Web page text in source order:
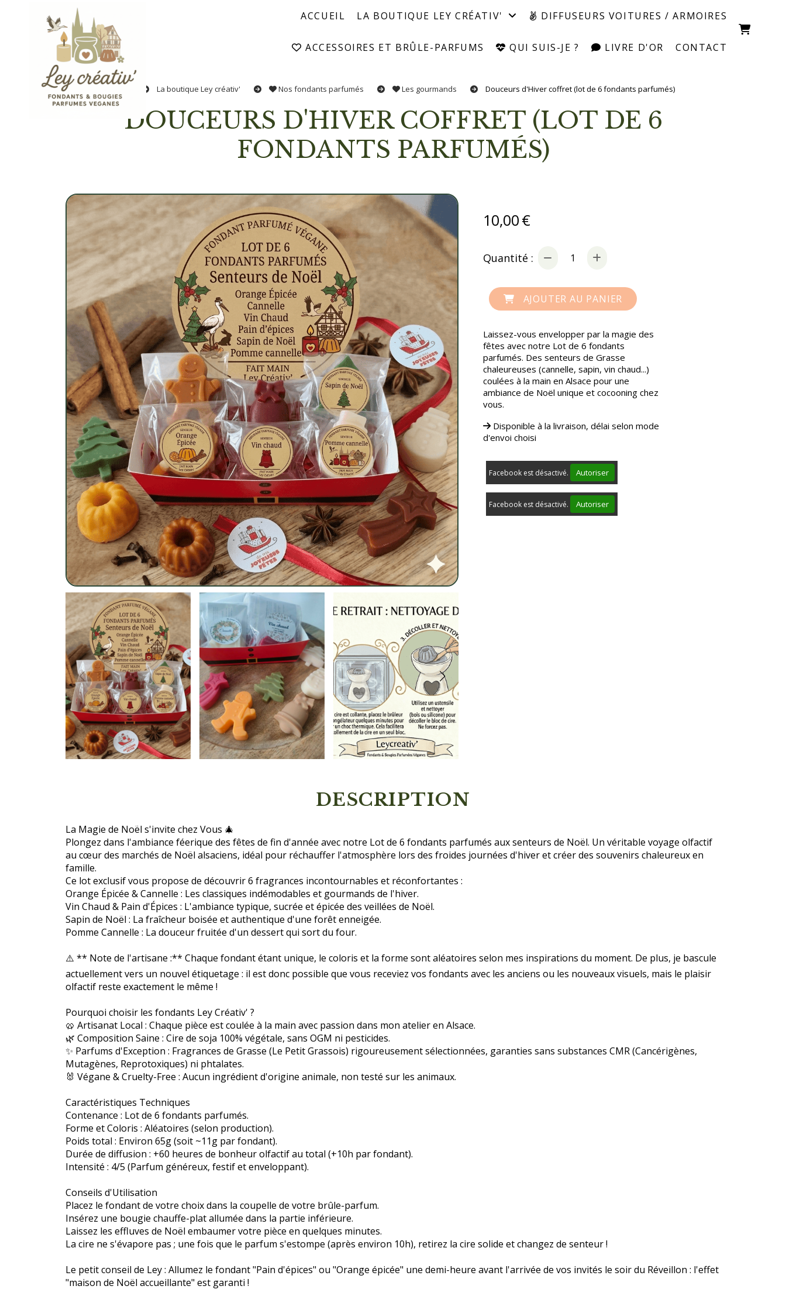
ACCUEIL LA BOUTIQUE LEY CRÉATIV' DIFFUSEURS VOITURES / ARMOIRES
ACCESSOIRES ET BRÛLE-PARFUMS QUI SUIS-JE ? LIVRE D'OR CONTACT
La boutique Ley créativ' Nos fondants parfumés Les gourmands Douceurs d'Hiver coffret (lot de 6 fondants parfumés)
DOUCEURS D'HIVER COFFRET (LOT DE 6
FONDANTS PARFUMÉS)
10,00€
Quantité :
AJOUTER AU PANIER
Laissez-vous envelopper par la magie des
fêtes avec notre Lot de 6 fondants
parfumés. Des senteurs de Grasse
chaleureuses (cannelle, sapin, vin chaud...)
coulées à la main en Alsace pour une
ambiance de Noël unique et cocooning chez
vous.
Disponible à la livraison, délai selon mode
d'envoi choisi
Facebook est désactivé. Autoriser
Facebook est désactivé. Autoriser
DESCRIPTION
La Magie de Noël s'invite chez Vous 🎄
Plongez dans l'ambiance féerique des fêtes de fin d'année avec notre Lot de 6 fondants parfumés aux senteurs de Noël. Un véritable voyage olfactif
au cœur des marchés de Noël alsaciens, idéal pour réchauffer l'atmosphère lors des froides journées d'hiver et créer des souvenirs chaleureux en
famille.
Ce lot exclusif vous propose de découvrir 6 fragrances incontournables et réconfortantes :
Orange Épicée & Cannelle : Les classiques indémodables et gourmands de l'hiver.
Vin Chaud & Pain d'Épices : L'ambiance typique, sucrée et épicée des veillées de Noël.
Sapin de Noël : La fraîcheur boisée et authentique d'une forêt enneigée.
Pomme Cannelle : La douceur fruitée d'un dessert qui sort du four.
⚠️ ** Note de l'artisane :** Chaque fondant étant unique, le coloris et la forme sont aléatoires selon mes inspirations du moment. De plus, je bascule
actuellement vers un nouvel étiquetage : il est donc possible que vous receviez vos fondants avec les anciens ou les nouveaux visuels, mais le plaisir
olfactif reste exactement le même !
Pourquoi choisir les fondants Ley Créativ' ?
🥨 Artisanat Local : Chaque pièce est coulée à la main avec passion dans mon atelier en Alsace.
🌿 Composition Saine : Cire de soja 100% végétale, sans OGM ni pesticides.
✨ Parfums d'Exception : Fragrances de Grasse (Le Petit Grassois) rigoureusement sélectionnées, garanties sans substances CMR (Cancérigènes,
Mutagènes, Reprotoxiques) ni phtalates.
🐰 Végane & Cruelty-Free : Aucun ingrédient d'origine animale, non testé sur les animaux.
Caractéristiques Techniques
Contenance : Lot de 6 fondants parfumés.
Forme et Coloris : Aléatoires (selon production).
Poids total : Environ 65g (soit ~11g par fondant).
Durée de diffusion : +60 heures de bonheur olfactif au total (+10h par fondant).
Intensité : 4/5 (Parfum généreux, festif et enveloppant).
Conseils d'Utilisation
Placez le fondant de votre choix dans la coupelle de votre brûle-parfum.
Insérez une bougie chauffe-plat allumée dans la partie inférieure.
Laissez les effluves de Noël embaumer votre pièce en quelques minutes.
La cire ne s'évapore pas ; une fois que le parfum s'estompe (après environ 10h), retirez la cire solide et changez de senteur !
Le petit conseil de Ley : Allumez le fondant "Pain d'épices" ou "Orange épicée" une demi-heure avant l'arrivée de vos invités le soir du Réveillon : l'effet
"maison de Noël accueillante" est garanti !